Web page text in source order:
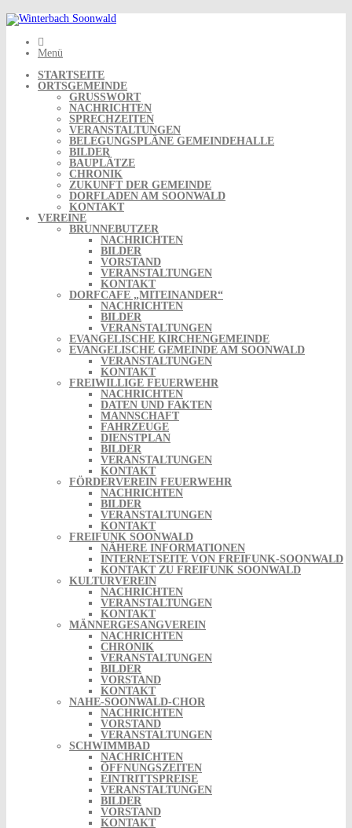
Skip
to
content
Menü
STARTSEITE
ORTSGEMEINDE
GRUSSWORT
NACHRICHTEN
SPRECHZEITEN
VERANSTALTUNGEN
BELEGUNGSPLÄNE GEMEINDEHALLE
BILDER
BAUPLÄTZE
CHRONIK
ZUKUNFT DER GEMEINDE
DORFLADEN AM SOONWALD
KONTAKT
VEREINE
BRUNNEBUTZER
NACHRICHTEN
BILDER
VORSTAND
VERANSTALTUNGEN
KONTAKT
DORFCAFE „MITEINANDER“
NACHRICHTEN
BILDER
VERANSTALTUNGEN
EVANGELISCHE KIRCHENGEMEINDE
EVANGELISCHE GEMEINDE AM SOONWALD
VERANSTALTUNGEN
KONTAKT
FREIWILLIGE FEUERWEHR
NACHRICHTEN
DATEN UND FAKTEN
MANNSCHAFT
FAHRZEUGE
DIENSTPLAN
BILDER
VERANSTALTUNGEN
KONTAKT
FÖRDERVEREIN FEUERWEHR
NACHRICHTEN
BILDER
VERANSTALTUNGEN
KONTAKT
FREIFUNK SOONWALD
NÄHERE INFORMATIONEN
INTERNETSEITE VON FREIFUNK-SOONWALD
KONTAKT ZU FREIFUNK SOONWALD
KULTURVEREIN
NACHRICHTEN
VERANSTALTUNGEN
KONTAKT
MÄNNERGESANGVEREIN
NACHRICHTEN
CHRONIK
VERANSTALTUNGEN
BILDER
VORSTAND
KONTAKT
NAHE-SOONWALD-CHOR
NACHRICHTEN
VORSTAND
VERANSTALTUNGEN
SCHWIMMBAD
NACHRICHTEN
ÖFFNUNGSZEITEN
EINTRITTSPREISE
VERANSTALTUNGEN
BILDER
VORSTAND
KONTAKT